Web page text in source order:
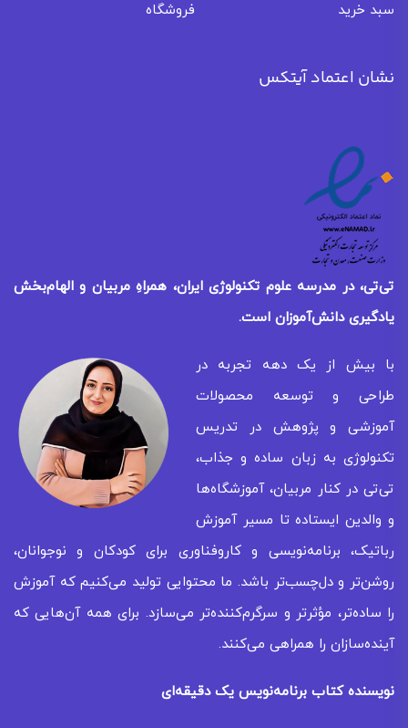
سبد خرید
فروشگاه
نشان اعتماد آیتکس
تی‌تی، در مدرسه علوم تکنولوژی ایران، همراهِ مربیان و الهام‌بخش
یادگیریدانش‌آموزان است.
با بیش از یک دهه تجربه در
طراحی و توسعه محصولات
آموزشی و پژوهش در تدریس
تکنولوژی به زبان ساده و جذاب،
تی‌تی در کنار مربیان، آموزشگاه‌ها
و والدین ایستاده تا مسیر آموزش
رباتیک، برنامه‌نویسی و کاروفناوری برای کودکان و نوجوانان،
روشن‌تر و دل‌چسب‌تر باشد. ما محتوایی تولید می‌کنیم که آموزش
را ساده‌تر، مؤثرتر و سرگرم‌کننده‌تر می‌سازد. برای همه‌ آن‌هایی که
آینده‌سازان را همراهی می‌کنند.
نویسنده کتاب برنامه‌نویس یک دقیقه‌ای